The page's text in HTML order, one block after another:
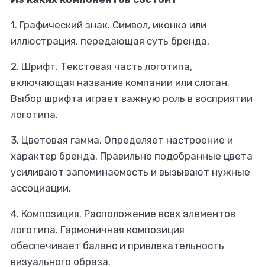
1. Графический знак. Символ, иконка или
иллюстрация, передающая суть бренда.
2. Шрифт. Текстовая часть логотипа,
включающая название компании или слоган.
Выбор шрифта играет важную роль в восприятии
логотипа.
3. Цветовая гамма. Определяет настроение и
характер бренда. Правильно подобранные цвета
усиливают запоминаемость и вызывают нужные
ассоциации.
4. Композиция. Расположение всех элементов
логотипа. Гармоничная композиция
обеспечивает баланс и привлекательность
визуального образа.